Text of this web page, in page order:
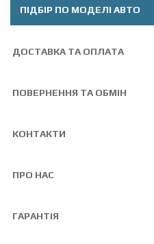
ПІДБІР ПО МОДЕЛІ АВТО
ДОСТАВКА ТА ОПЛАТА
ПОВЕРНЕННЯ ТА ОБМІН
КОНТАКТИ
ПРО НАС
ГАРАНТІЯ